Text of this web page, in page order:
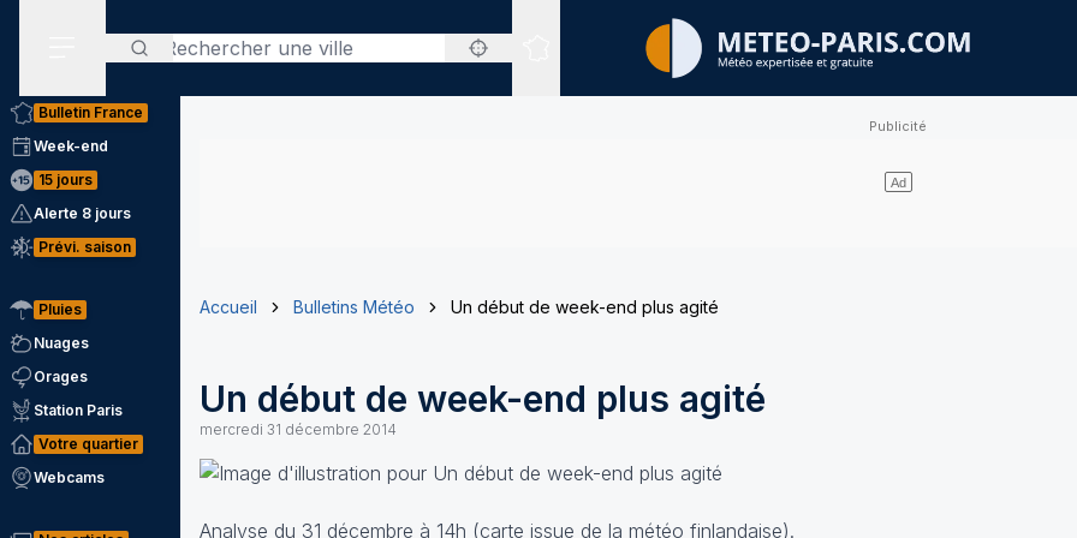
Rechercher
Sites expertisés
Bulletin France
Week-end
15 jours
Alerte 8 jours
Prévi. saison
Pluies
Nuages
Orages
Station Paris
Votre quartier
Webcams
Accueil Bulletins Météo Un début de week-end plus agité
Un début de week-end plus agité
mercredi 31 décembre 2014
Analyse du 31 décembre à 14h (carte issue de la météo finlandaise).